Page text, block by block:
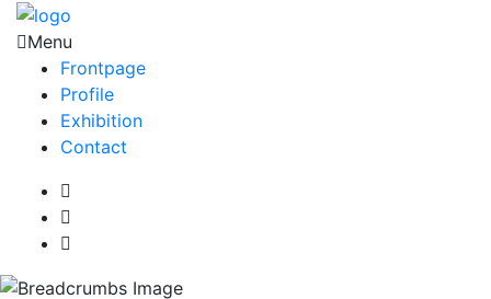
Menu
Frontpage
Profile
Exhibition
Contact